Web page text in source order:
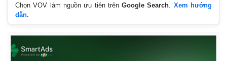
Thế giới
Chọn VOV làm nguồn ưu tiên trênGoogle Search. Xem hướng
dẫn.